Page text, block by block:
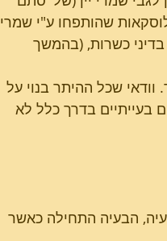
שהותפחו ע"י שמרי
כשרות, (בהמשך
שכל ההיתר בנוי על
בעייתיים בדרך כלל לא
הבעיה התחילה כאשר